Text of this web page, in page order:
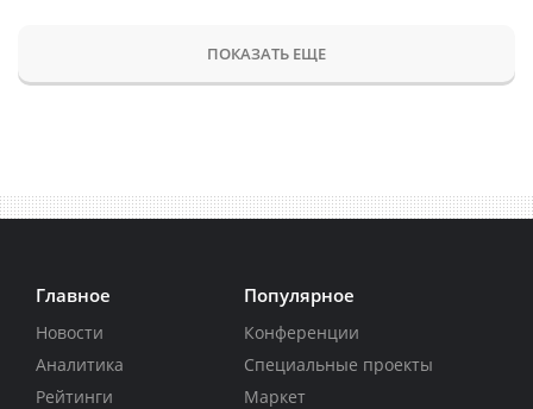
ПОКАЗАТЬ ЕЩЕ
Главное
Новости
Аналитика
Рейтинги
Популярное
Конференции
Специальные проекты
Маркет